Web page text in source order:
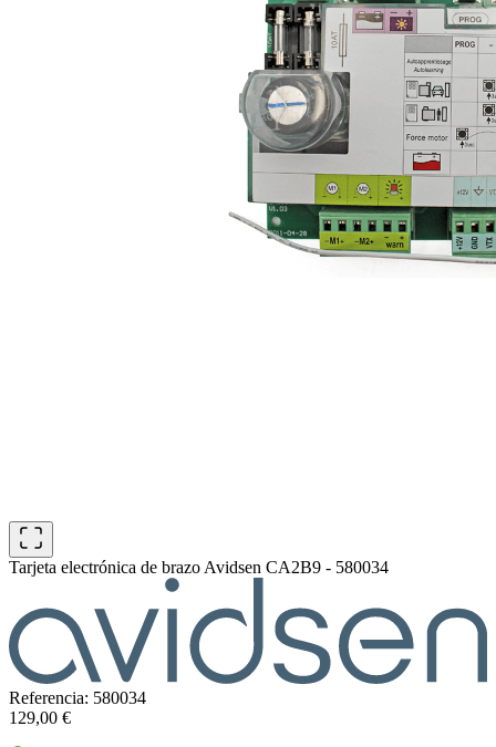
Tarjeta electrónica de brazo Avidsen CA2B9 - 580034
Referencia: 580034
129,00 €